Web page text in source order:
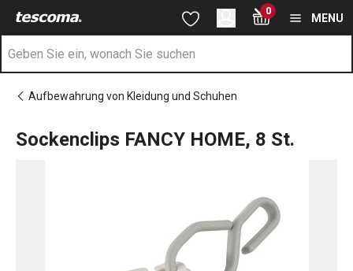
Sie befinden sich auf der Sockenclips FANCY HOME, 8 St. Seite
Zum Hauptinhalt springen
Zur Suche springen
Zur Navigation springen 0
MENU
Aufbewahrung von Kleidung und Schuhen
Sockenclips FANCY HOME, 8 St.